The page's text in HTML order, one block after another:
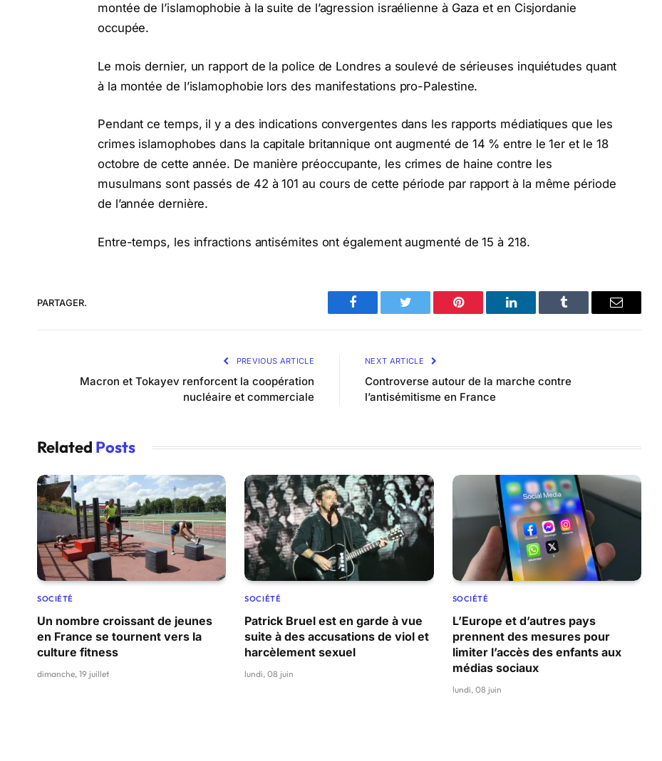
montée de l’islamophobie à la suite de l’agression israélienne à Gaza et en Cisjordanie
occupée.
Le mois dernier, un rapport de la police de Londres a soulevé de sérieuses inquiétudes quant
à la montée de l’islamophobie lors des manifestations pro-Palestine.
Pendant ce temps, il y a des indications convergentes dans les rapports médiatiques que les
crimes islamophobes dans la capitale britannique ont augmenté de 14 % entre le 1er et le 18
octobre de cette année. De manière préoccupante, les crimes de haine contre les
musulmans sont passés de 42 à 101 au cours de cette période par rapport à la même période
de l’année dernière.
Entre-temps, les infractions antisémites ont également augmenté de 15 à 218.
PARTAGER.
Facebook Twitter Pinterest LinkedIn Tumblr Email
PREVIOUS ARTICLE
Macron et Tokayev renforcent la coopération
nucléaire et commerciale
NEXT ARTICLE
Controverse autour de la marche contre
l’antisémitisme en France
Related Posts
SOCIÉTÉ
Un nombre croissant de jeunes
en France se tournent vers la
culture fitness
dimanche, 19 juillet
SOCIÉTÉ
Patrick Bruel est en garde à vue
suite à des accusations de viol et
harcèlement sexuel
lundi, 08 juin
SOCIÉTÉ
L’Europe et d’autres pays
prennent des mesures pour
limiter l’accès des enfants aux
médias sociaux
lundi, 08 juin